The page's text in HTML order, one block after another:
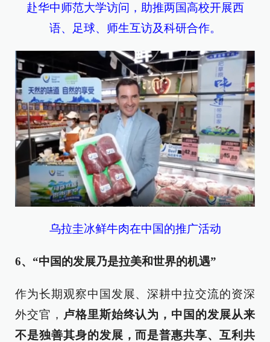
赴华中师范大学访问，助推两国高校开展西
语、足球、师生互访及科研合作。
乌拉圭冰鲜牛肉在中国的推广活动
6、“中国的发展乃是拉美和世界的机遇”
作为长期观察中国发展、深耕中拉交流的资深
外交官， 卢格里斯始终认为，中国的发展从来
不是独善其身的发展，而是普惠共享、互利共